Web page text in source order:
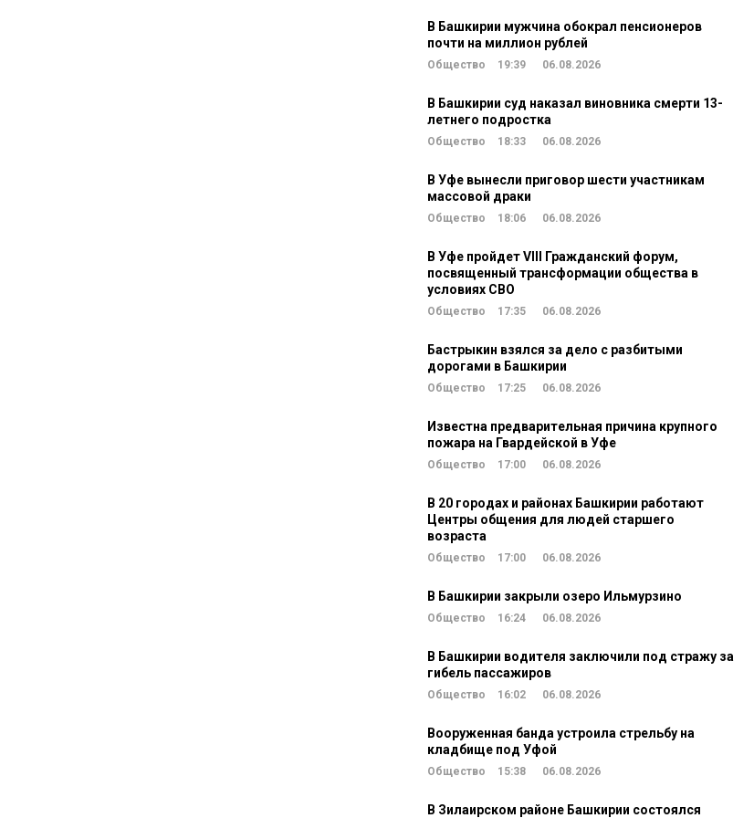
В Башкирии мужчина обокрал пенсионеров
почти на миллион рублей
Общество 19:39 06.08.2026
В Башкирии суд наказал виновника смерти 13-
летнего подростка
Общество 18:33 06.08.2026
В Уфе вынесли приговор шести участникам
массовой драки
Общество 18:06 06.08.2026
В Уфе пройдет VIII Гражданский форум,
посвященный трансформации общества в
условиях СВО
Общество 17:35 06.08.2026
Бастрыкин взялся за дело с разбитыми
дорогами в Башкирии
Общество 17:25 06.08.2026
Известна предварительная причина крупного
пожара на Гвардейской в Уфе
Общество 17:00 06.08.2026
В 20 городах и районах Башкирии работают
Центры общения для людей старшего
возраста
Общество 17:00 06.08.2026
В Башкирии закрыли озеро Ильмурзино
Общество 16:24 06.08.2026
В Башкирии водителя заключили под стражу за
гибель пассажиров
Общество 16:02 06.08.2026
Вооруженная банда устроила стрельбу на
кладбище под Уфой
Общество 15:38 06.08.2026
В Зилаирском районе Башкирии состоялся